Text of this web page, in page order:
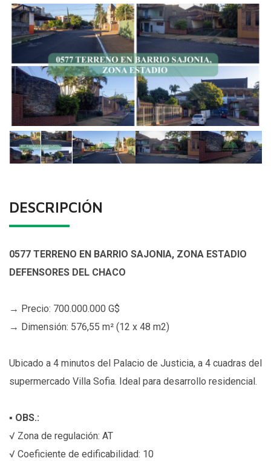
DESCRIPCIÓN
0577 TERRENO EN BARRIO SAJONIA, ZONA ESTADIO
DEFENSORES DEL CHACO
→ Precio: 700.000.000 G$
→ Dimensión: 576,55 m² (12 x 48 m2)
Ubicado a 4 minutos del Palacio de Justicia, a 4 cuadras del
supermercado Villa Sofia. Ideal para desarrollo residencial.
▪︎ OBS.:
√ Zona de regulación: AT
√ Coeficiente de edificabilidad: 10